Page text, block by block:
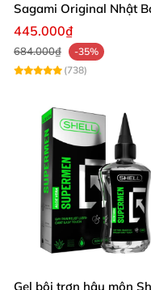
Sagami Original Nhật
an toàn dịu nhẹ
445.000₫
684.000₫
-35%
(738)
Gel bôi trơn hậu môn